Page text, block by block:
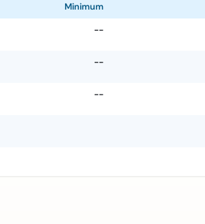
Minimum
--
--
--